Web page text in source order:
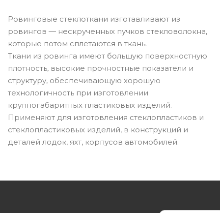
Ровинговые стеклоткани изготавливают из
ровингов — нескрученных пучков стекловолокна,
которые потом сплетаются в ткань.
Ткани из ровинга имеют большую поверхностную
плотность, высокие прочностные показатели и
структуру, обеспечивающую хорошую
технологичность при изготовлении
крупногабаритных пластиковых изделий.
Применяют для изготовления стеклопластиков и
стеклопластиковых изделий, в конструкций и
деталей лодок, яхт, корпусов автомобилей.